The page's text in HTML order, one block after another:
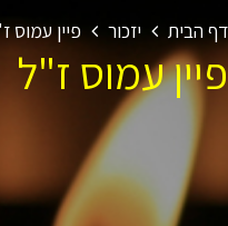
הבית יזכור פיין עמוס ז"ל
עמוס ז"ל